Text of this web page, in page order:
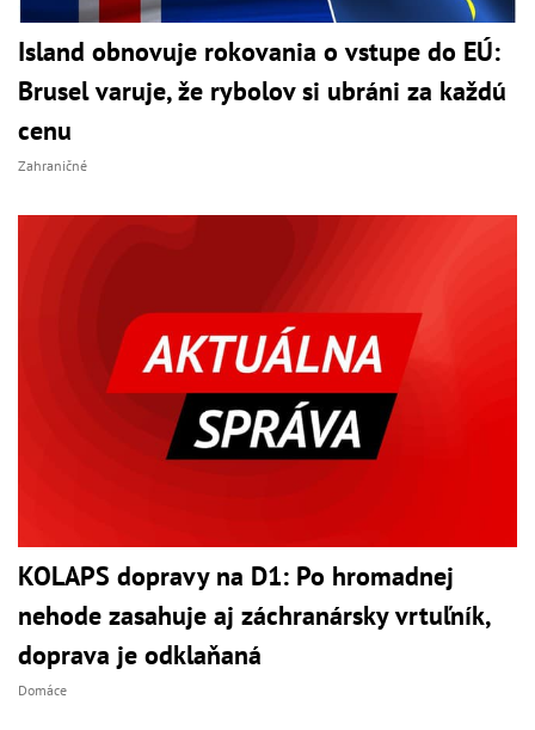
Island obnovuje rokovania o vstupe do EÚ:
Brusel varuje, že rybolov si ubráni za každú
cenu
Zahraničné
KOLAPS dopravy na D1: Po hromadnej
nehode zasahuje aj záchranársky vrtuľník,
doprava je odklaňaná
Domáce